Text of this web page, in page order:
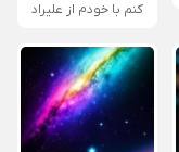
کنم با خودم از علیراد